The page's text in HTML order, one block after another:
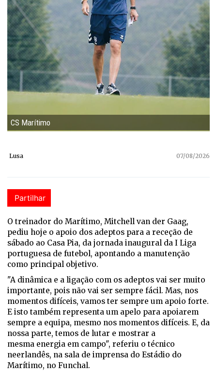
CS Marítimo
Lusa 07/08/2026
Partilhar
O treinador do Marítimo, Mitchell van der Gaag,
pediu hoje o apoio dos adeptos para a receção de
sábado ao Casa Pia, da jornada inaugural da I Liga
portuguesa de futebol, apontando a manutenção
como principal objetivo.
"A dinâmica e a ligação com os adeptos vai ser muito
importante, pois não vai ser sempre fácil. Mas, nos
momentos difíceis, vamos ter sempre um apoio forte.
E isto também representa um apelo para apoiarem
sempre a equipa, mesmo nos momentos difíceis. E, da
nossa parte, temos de lutar e mostrar a
mesma energia em campo", referiu o técnico
neerlandês, na sala de imprensa do Estádio do
Marítimo, no Funchal.